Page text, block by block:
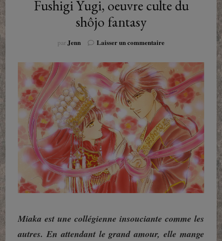
Fushigi Yugi, oeuvre culte du
shôjo fantasy
parJenn Laisser un commentairesur
Yugi,
oeuvre
culte
du
shôjo
fantasy
Miaka est une collégienne insouciante comme les
autres. En attendant le grand amour, elle mange